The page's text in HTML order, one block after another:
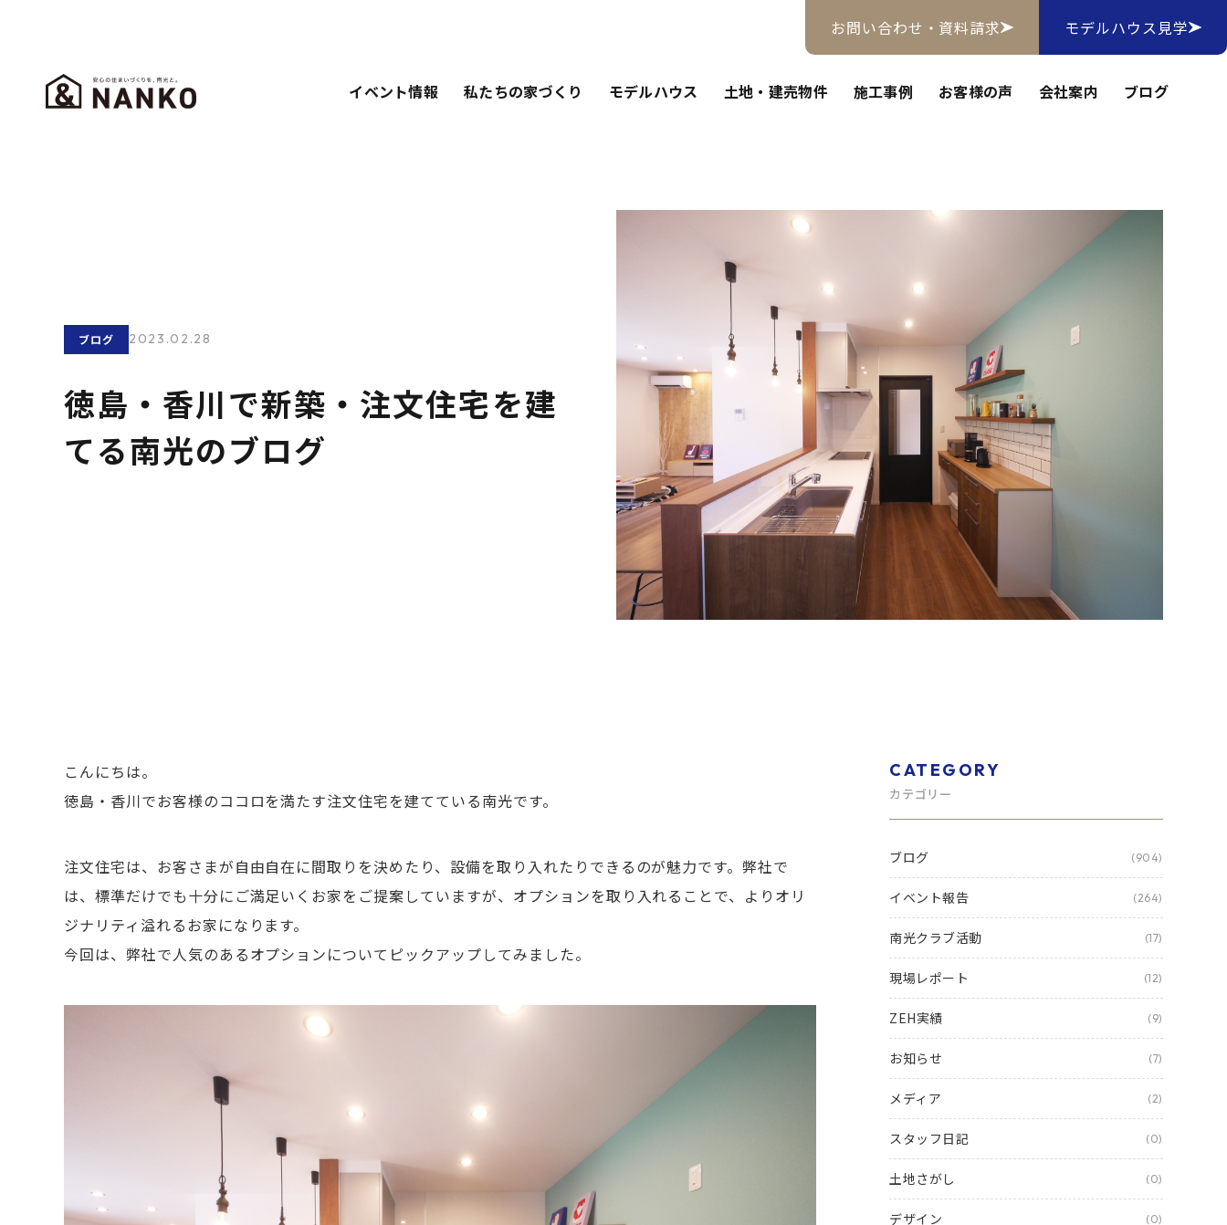
お問い合わせ・資料請求 モデルハウス見学
イベント情報 私たちの家づくり モデルハウス 土地・建売物件 施工事例 お客様の声 会社案内 ブログ
ブログ 2023.02.28
徳島・香川で新築・注文住宅を建
てる南光のブログ
こんにちは。
徳島・香川でお客様のココロを満たす注文住宅を建てている南光です。
注文住宅は、お客さまが自由自在に間取りを決めたり、設備を取り入れたりできるのが魅力です。弊社で
は、標準だけでも十分にご満足いくお家をご提案していますが、オプションを取り入れることで、よりオリ
ジナリティ溢れるお家になります。
今回は、弊社で人気のあるオプションについてピックアップしてみました。
CATEGORY
カテゴリー
ブログ (904)
イベント報告 (264)
南光クラブ活動 (17)
現場レポート (12)
ZEH実績 (9)
お知らせ (7)
メディア (2)
スタッフ日記 (0)
土地さがし (0)
デザイン (0)